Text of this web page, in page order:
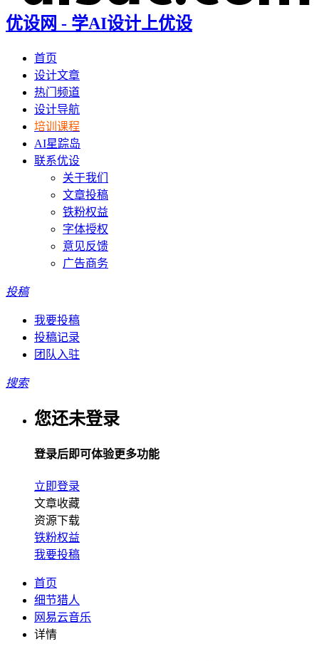
优设网 - 学AI设计上优设
首页
设计文章
热门频道
设计导航
培训课程
AI星踪岛
联系优设
关于我们
文章投稿
铁粉权益
字体授权
意见反馈
广告商务
投稿
我要投稿
投稿记录
团队入驻
搜索
您还未登录
登录后即可体验更多功能
立即登录
文章收藏
资源下载
铁粉权益
我要投稿
首页
细节猎人
网易云音乐
详情